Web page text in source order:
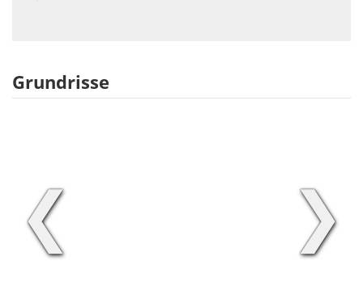
Grundrisse
❮ ❯